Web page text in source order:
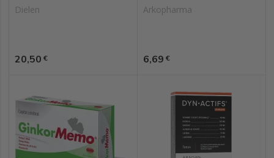
Dielen
Prix
20,50 €
Arkopharma
Prix
6,69 €